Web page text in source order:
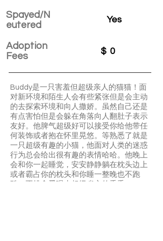
Spayed/N
eutered
Adoption
Fees
Yes
$ 0
Buddy是一只害羞但超级亲人的猫猫！面
对新环境和陌生人会有些紧张但是会主动
的去探索环境和向人撒娇。虽然自己还是
有点害怕但是会躲在角落向人翻肚子表示
友好。他脾气超级好可以接受你给他带任
何装饰或者抱在怀里晃悠。等熟悉了就是
一只超级有趣的小猫，他面对人类的迷惑
行为总会给出很有趣的表情哈哈。他晚上
会和你一起睡觉，安安静静躺在枕头边上
或者霸占你的枕头和你睡一整晚也不跑